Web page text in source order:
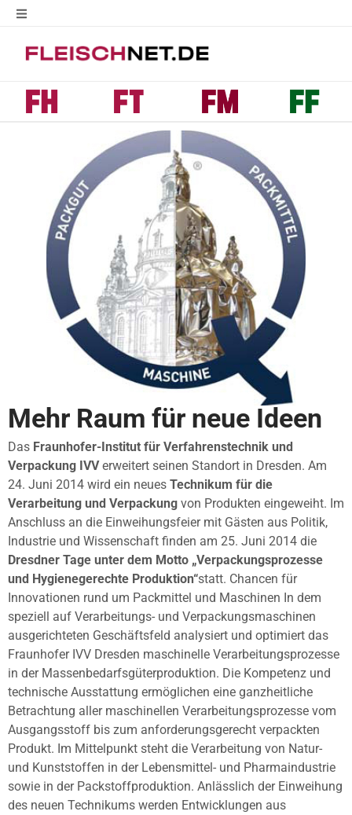
Mehr Raum für neue Ideen
Das Fraunhofer-Institut für Verfahrenstechnik und
Verpackung IVVerweitert seinen Standort in Dresden. Am
24. Juni 2014 wird ein neues Technikum für die
Verarbeitung und Verpackung von Produkten eingeweiht. Im
Anschluss an die Einweihungsfeier mit Gästen aus Politik,
Industrie und Wissenschaft finden am 25. Juni 2014 die
Dresdner Tage unter dem Motto „Verpackungsprozesse
und Hygienegerechte Produktion“statt. Chancen für
Innovationen rund um Packmittel und Maschinen In dem
speziell auf Verarbeitungs- und Verpackungsmaschinen
ausgerichteten Geschäftsfeld analysiert und optimiert das
Fraunhofer IVV Dresden maschinelle Verarbeitungsprozesse
in der Massenbedarfsgüterproduktion. Die Kompetenz und
technische Ausstattung ermöglichen eine ganzheitliche
Betrachtung aller maschinellen Verarbeitungsprozesse vom
Ausgangsstoff bis zum anforderungsgerecht verpackten
Produkt. Im Mittelpunkt steht die Verarbeitung von Natur-
und Kunststoffen in der Lebensmittel- und Pharmaindustrie
sowie in der Packstoffproduktion. Anlässlich der Einweihung
des neuen Technikums werden Entwicklungen aus